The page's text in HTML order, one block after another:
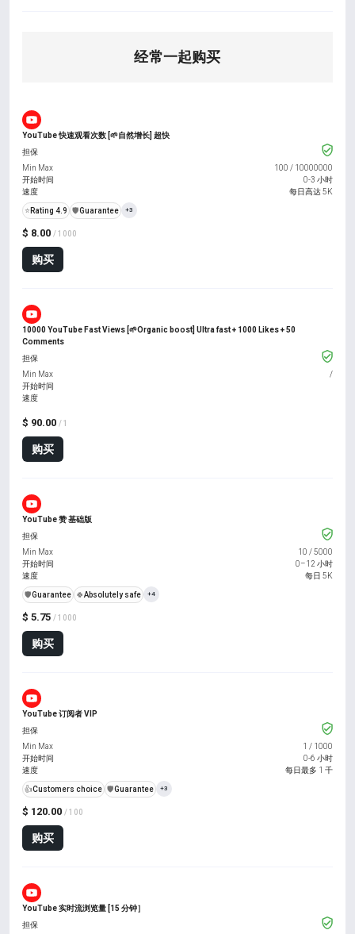
经常一起购买
YouTube 快速观看次数 [🌱自然增长] 超快
$ 8.00 / 1000
购买
担保
Min Max
100 / 10000000
开始时间
0-3 小时
速度
每日高达 5K
⭐ Rating 4.9 ️🛡️Guarantee +3
10000 YouTube Fast Views [🌱Organic boost] Ultra fast + 1000 Likes + 50
Comments
$ 90.00 / 1
购买
担保
Min Max
/
开始时间
速度
YouTube 赞 基础版
$ 5.75 / 1000
购买
担保
Min Max
10 /5000
开始时间
0–12 小时
速度
每日 5K
️🛡️Guarantee 🍀Absolutely safe +4
YouTube 订阅者 VIP
$ 120.00 / 100
购买
担保
Min Max
1 / 1000
开始时间
0-6 小时
速度
每日最多 1 千
👍Customers choice ️🛡️Guarantee +3
YouTube 实时流浏览量 [15 分钟］
担保